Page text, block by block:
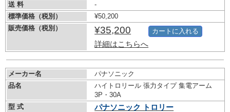
送 料
-
標準価格（税別）
¥50,200
販売価格（税別）
¥35,200
詳細はこちらへ
カートに入れる
メーカー名
パナソニック
品名
ハイトロリール 張力タイプ 集電アーム
3P・30A
型 式
パナソニック トロリー